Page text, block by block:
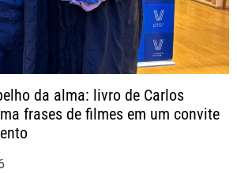
da alma: livro de Carlos
frases de filmes em um convite